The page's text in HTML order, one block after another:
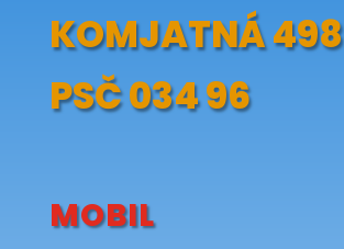
KOMJATNÁ 498
PSČ 034 96
MOBIL